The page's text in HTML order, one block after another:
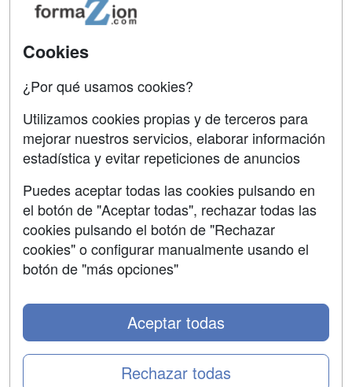
Acceso Usuarios
Acceso Centros
Contactar
Confidencialidad
Aviso legal
Copyleft
Cookies
¿Por qué usamos cookies?
Utilizamos cookies propias y de terceros para
mejorar nuestros servicios, elaborar información
estadística y evitar repeticiones de anuncios
Puedes aceptar todas las cookies pulsando en
el botón de "Aceptar todas", rechazar todas las
cookies pulsando el botón de "Rechazar
cookies" o configurar manualmente usando el
botón de "más opciones"
Rechazar todas
Aceptar todas